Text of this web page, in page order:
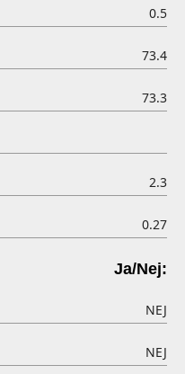
0.5
73.4
73.3
2.3
0.27
Ja/Nej:
NEJ
NEJ